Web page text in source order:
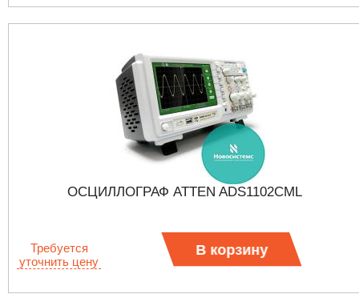
ОСЦИЛЛОГРАФ ATTEN ADS1102CML
Требуется
уточнить цену
В корзину